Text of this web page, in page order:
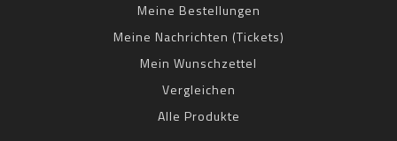
Meine Bestellungen
Meine Nachrichten (Tickets)
Mein Wunschzettel
Vergleichen
Alle Produkte